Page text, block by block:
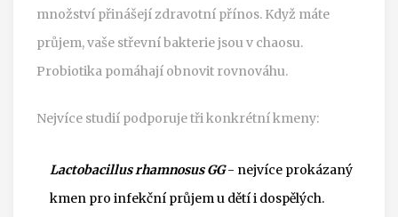
množství přinášejí zdravotní přínos. Když máte
průjem, vaše střevní bakterie jsou v chaosu.
Probiotika pomáhají obnovit rovnováhu.
Nejvíce studií podporuje tři konkrétní kmeny:
Lactobacillus rhamnosus GG- nejvíce prokázaný
kmen pro infekční průjem u dětí i dospělých.